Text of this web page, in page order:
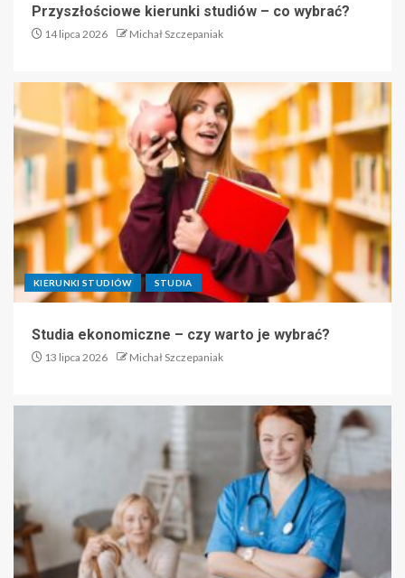
Przyszłościowe kierunki studiów – co wybrać?
14 lipca 2026 Michał Szczepaniak
KIERUNKI STUDIÓW STUDIA
Studia ekonomiczne – czy warto je wybrać?
13 lipca 2026 Michał Szczepaniak